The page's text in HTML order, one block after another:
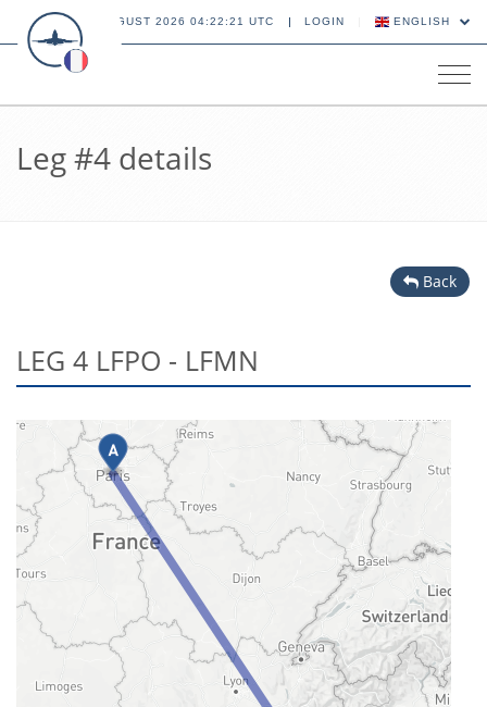
06 AUGUST 2026 04:22:21 UTC LOGIN ENGLISH
Leg #4 details
Back
LEG 4 LFPO - LFMN